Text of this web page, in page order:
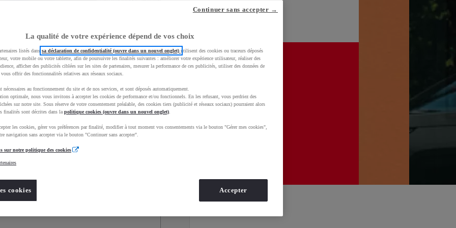
Services Concession
Occasions
La qualité de votre expérience dépend de vos choix
listés dans sa déclaration de confidentialité (ouvre dans un nouvel onglet) utilisent des cookies ou traceurs déposés
votre mobile ou votre tablette, afin de poursuivre les finalités suivantes : améliorer votre expérience utilisateur, réaliser des
afficher des publicités ciblées sur les sites de partenaires, mesurer la performance de ces publicités, utiliser des données de
offrir des fonctionnalités relatives aux réseaux sociaux.
nécessaires au fonctionnement du site et de nos services, et sont déposés automatiquement.
optimale, nous vous invitons à accepter les cookies de performance et/ou fonctionnels. En les refusant, vous perdriez des
sur notre site. Sous réserve de votre consentement préalable, des cookies tiers (publicité et réseaux sociaux) pourraient alors
finalités sont décrites dans la politique cookies (ouvre dans un nouvel onglet)
les cookies, gérer vos préférences par finalité, modifier à tout moment vos consentements via le bouton "Gérer mes cookies",
navigation sans accepter via le bouton "Continuer sans accepter".
sur notre politique des cookies
cookies
Continuer sans accepter →
Accepter